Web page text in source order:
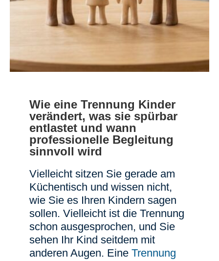
Wie eine Trennung Kinder
verändert, was sie spürbar
entlastet und wann
professionelle Begleitung
sinnvoll wird
Vielleicht sitzen Sie gerade am
Küchentisch und wissen nicht,
wie Sie es Ihren Kindern sagen
sollen. Vielleicht ist die Trennung
schon ausgesprochen, und Sie
sehen Ihr Kind seitdem mit
anderen Augen. Eine Trennung